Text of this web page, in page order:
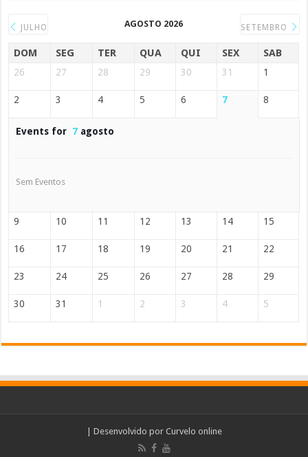
JULHO AGOSTO 2026 SETEMBRO
DOM SEG TER QUA QUI SEX SAB
26 27 28 29 30 31 1
2 3 4 5 6 7 8
Events for 7 agosto
Sem Eventos
9 10 11 12 13 14 15
16 17 18 19 20 21 22
23 24 25 26 27 28 29
30 31 1 2 3 4 5
| Desenvolvido por Curvelo online